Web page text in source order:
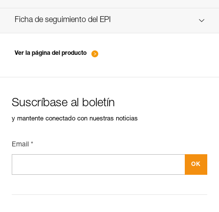
verif EPI-ASAP'SORBER-procedure-ES
Ficha de seguimiento del EPI
Ver la página del producto
Suscríbase al boletín
y mantente conectado con nuestras noticias
Email *